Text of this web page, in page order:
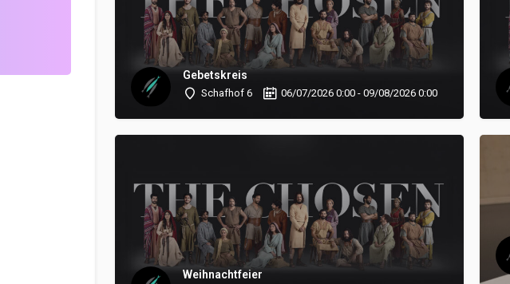
Gebetskreis
Schafhof 6 06/07/2026 0:00 - 09/08/2026 0:00
Weihnachtfeier